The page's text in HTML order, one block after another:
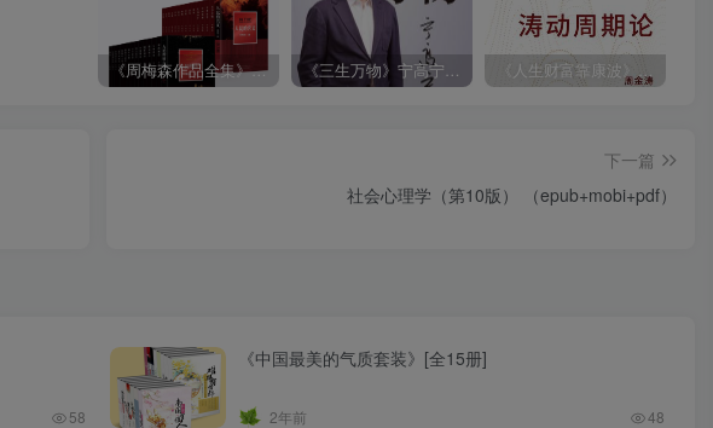
《周梅森作品全集》[共30册] 《三生万物》宁高宁（epub+mobi+azw3+pdf） 《人生财富靠康波》波动周期论（epub+mobi+azw3+pdf）
下一篇
社会心理学（第10版） （epub+mobi+pdf）
58
《中国最美的气质套装》[全15册]
2年前 48